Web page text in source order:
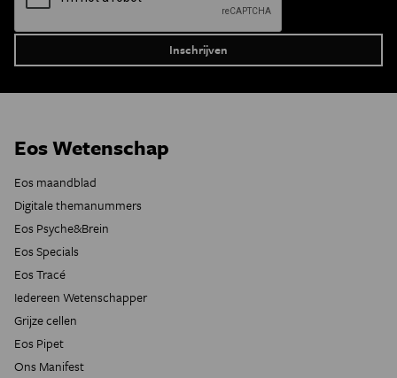
Eos Wetenschap
Eos maandblad
Digitale themanummers
Eos Psyche&Brein
Eos Specials
Eos Tracé
Iedereen Wetenschapper
Grijze cellen
Eos Pipet
Ons Manifest